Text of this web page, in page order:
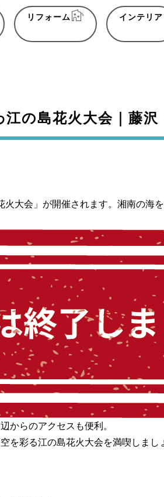
リフォーム インテリア
江の島花火大会｜藤
大会」が開催されます。湘南の海
からのアクセスも便利。
を彩る江の島花火大会を満喫しまし